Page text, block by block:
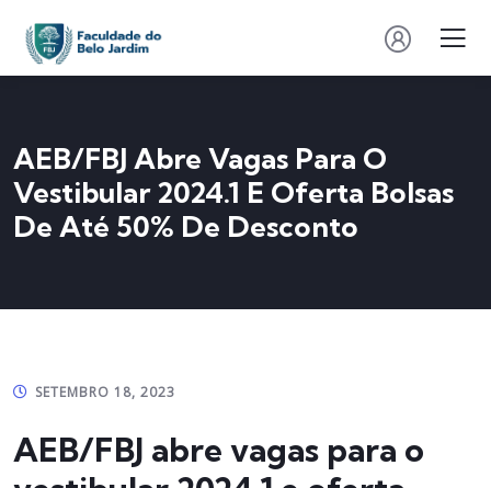
AEB/FBJ Abre Vagas Para O
Vestibular 2024.1 E Oferta Bolsas
De Até 50% De Desconto
SETEMBRO 18, 2023
AEB/FBJ abre vagas para o